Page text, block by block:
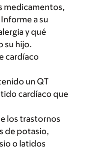
medicamentos,
a su
y qué
su hijo.
cardíaco
un QT
cardíaco que
los trastornos
de potasio,
o latidos